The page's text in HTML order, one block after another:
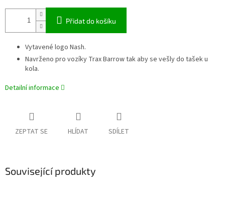
Přidat do košíku
Vytavené logo Nash.
Navrženo pro vozíky Trax Barrow tak aby se vešly do tašek u
kola.
Detailní informace
ZEPTAT SE HLÍDAT SDÍLET
Související produkty